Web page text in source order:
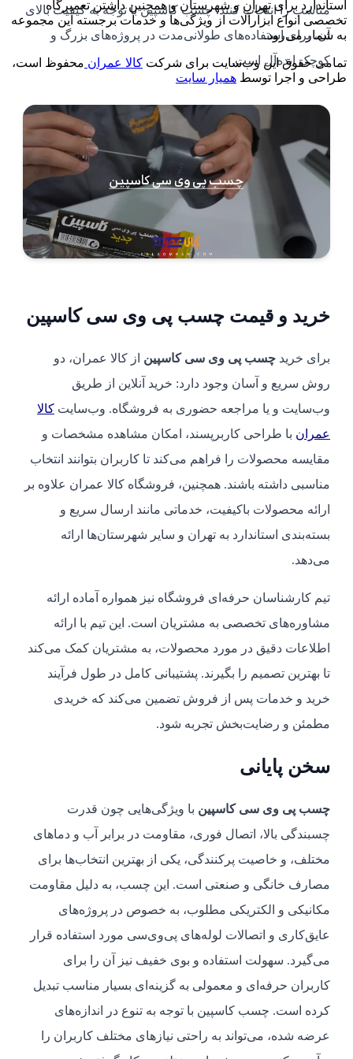
مناسب را انتخاب کنند. چسب کاسپین با توجه به کیفیت بالای
آن، برای استفاده‌های طولانی‌مدت در پروژه‌های بزرگ و
کوچک ایده‌آل است.
خرید و قیمت چسب پی وی سی کاسپین
برای خرید چسب پی وی سی کاسپین از کالا عمران، دو
روش سریع و آسان وجود دارد: خرید آنلاین از طریق
وب‌سایت و یا مراجعه حضوری به فروشگاه. وب‌سایت کالا
عمران با طراحی کاربرپسند، امکان مشاهده مشخصات و
مقایسه محصولات را فراهم می‌کند تا کاربران بتوانند انتخاب
مناسبی داشته باشند. همچنین، فروشگاه کالا عمران علاوه بر
ارائه محصولات باکیفیت، خدماتی مانند ارسال سریع و
بسته‌بندی استاندارد به تهران و سایر شهرستان‌ها ارائه
می‌دهد.
تیم کارشناسان حرفه‌ای فروشگاه نیز همواره آماده ارائه
مشاوره‌های تخصصی به مشتریان است. این تیم با ارائه
اطلاعات دقیق در مورد محصولات، به مشتریان کمک می‌کند
تا بهترین تصمیم را بگیرند. پشتیبانی کامل در طول فرآیند
خرید و خدمات پس از فروش تضمین می‌کند که خریدی
مطمئن و رضایت‌بخش تجربه شود.
سخن پایانی
چسب پی وی سی کاسپین با ویژگی‌هایی چون قدرت
چسبندگی بالا، اتصال فوری، مقاومت در برابر آب و دماهای
مختلف، و خاصیت پرکنندگی، یکی از بهترین انتخاب‌ها برای
مصارف خانگی و صنعتی است. این چسب، به دلیل مقاومت
مکانیکی و الکتریکی مطلوب، به خصوص در پروژه‌های
عایق‌کاری و اتصالات لوله‌های پی‌وی‌سی مورد استفاده قرار
می‌گیرد. سهولت استفاده و بوی خفیف نیز آن را برای
کاربران حرفه‌ای و معمولی به گزینه‌ای بسیار مناسب تبدیل
کرده است. چسب کاسپین با توجه به تنوع در اندازه‌های
عرضه شده، می‌تواند به راحتی نیازهای مختلف کاربران را
استاندارد برای تهران و شهرستان و همچنین داشتن تعمیرگاه
تخصصی انواع ابزارآلات از ویژگی‌ها و خدمات برجسته این مجموعه
به شمار می‌رود.
تمامی حقوق این وب‌سایت برای شرکت کالا عمران محفوظ است،
طراحی و اجرا توسط همیار سایت